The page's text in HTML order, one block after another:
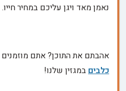
נאמן מאד ויגן עליכם במחיר חייו.
אהבתם את התוכן? אתם
כלביםבמגזין שלנו!